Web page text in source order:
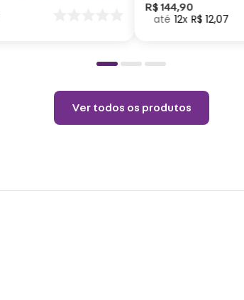
R$ 144,90
12 R$ 12,07
Ver todos os produtos